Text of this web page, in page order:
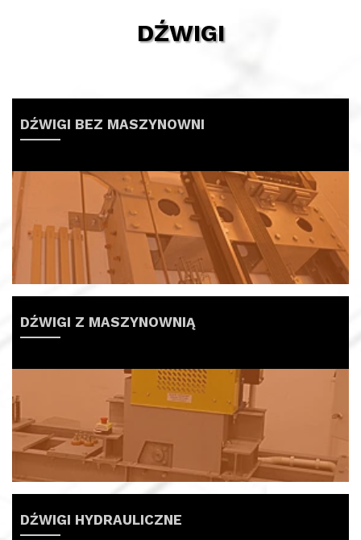
DŹWIGI
DŹWIGI BEZ MASZYNOWNI
DŹWIGI Z MASZYNOWNIĄ
DŹWIGI HYDRAULICZNE